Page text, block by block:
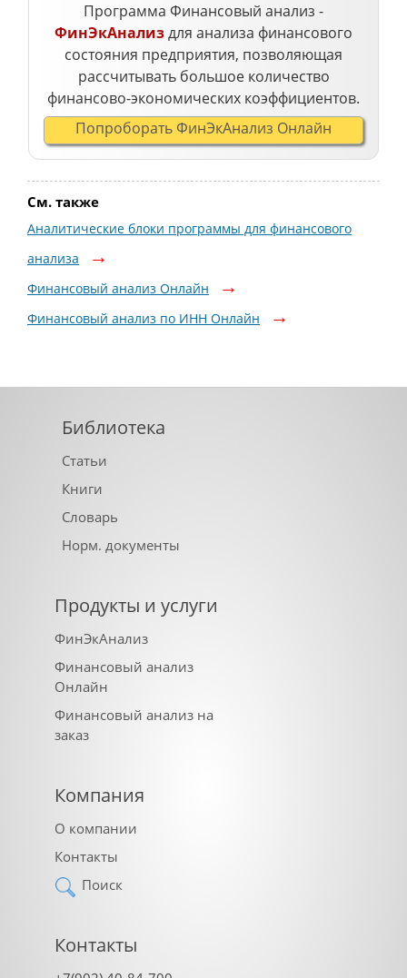
Программа Финансовый анализ -
ФинЭкАнализдля анализа финансового
состояния предприятия, позволяющая
рассчитывать большое количество
финансово-экономических коэффициентов.
Попроборать ФинЭкАнализ Онлайн
См. также
Аналитические блоки программы для финансового
анализа
Финансовый анализ Онлайн
Финансовый анализ по ИНН Онлайн
Библиотека
Статьи
Книги
Словарь
Норм. документы
Продукты и услуги
ФинЭкАнализ
Финансовый анализ
Онлайн
Финансовый анализ на
заказ
Компания
О компании
Контакты
Поиск
Контакты